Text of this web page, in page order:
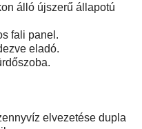
álló újszerű állapotú
fali panel.
eladó.
elvezetése dupla